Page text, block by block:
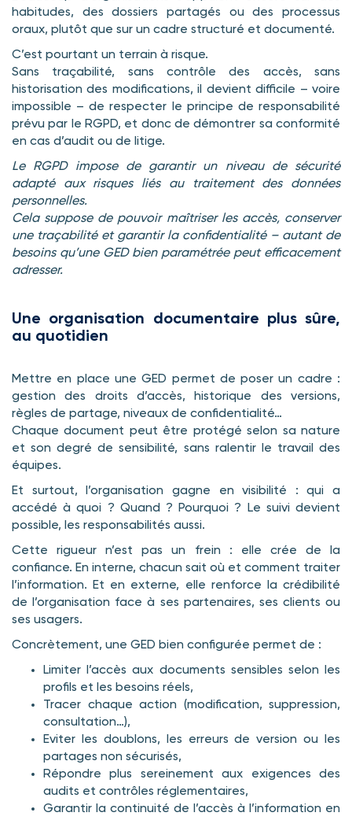
habitudes, des dossiers partagés ou des processus
oraux, plutôt que sur un cadre structuré et documenté.
C’est pourtant un terrain à risque.
Sans traçabilité, sans contrôle des accès, sans
historisation des modifications, il devient difficile – voire
impossible – de respecter le principe de responsabilité
prévu par le RGPD, et donc de démontrer sa conformité
en cas d’audit ou de litige.
Le RGPD impose de garantir un niveau de sécurité
adapté aux risques liés au traitement des données
personnelles.
Cela suppose de pouvoir maîtriser les accès, conserver
une traçabilité et garantir la confidentialité – autant de
besoins qu’une GED bien paramétrée peut efficacement
adresser.
Une organisation documentaire plus sûre,
au quotidien
Mettre en place une GED permet de poser un cadre :
gestion des droits d’accès, historique des versions,
règles de partage, niveaux de confidentialité…
Chaque document peut être protégé selon sa nature
et son degré de sensibilité, sans ralentir le travail des
équipes.
Et surtout, l’organisation gagne en visibilité : qui a
accédé à quoi ? Quand ? Pourquoi ? Le suivi devient
possible, les responsabilités aussi.
Cette rigueur n’est pas un frein : elle crée de la
confiance. En interne, chacun sait où et comment traiter
l’information. Et en externe, elle renforce la crédibilité
de l’organisation face à ses partenaires, ses clients ou
ses usagers.
Concrètement, une GED bien configurée permet de :
Limiter l’accès aux documents sensibles selon les
profils et les besoins réels,
Tracer chaque action (modification, suppression,
consultation…),
Eviter les doublons, les erreurs de version ou les
partages non sécurisés,
Répondre plus sereinement aux exigences des
audits et contrôles réglementaires,
Garantir la continuité de l’accès à l’information en